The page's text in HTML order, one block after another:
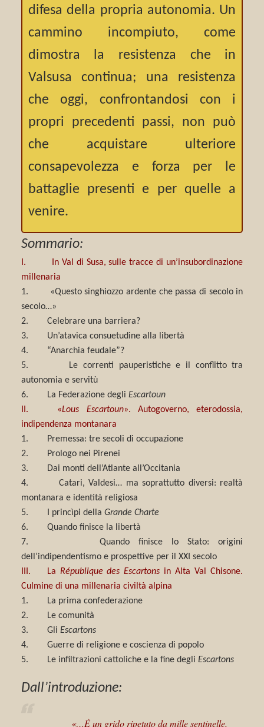
difesa della propria autonomia. Un
cammino incompiuto, come
dimostra la resistenza che in
Valsusa continua; una resistenza
che oggi, confrontandosi con i
propri precedenti passi, non può
che acquistare ulteriore
consapevolezza e forza per le
battaglie presenti e per quelle a
venire.
Sommario:
I. In Val di Susa, sulle tracce di un’insubordinazione
millenaria
1. «Questo singhiozzo ardente che passa di secolo in
secolo…»
2. Celebrare una barriera?
3. Un’atavica consuetudine alla libertà
4. “Anarchia feudale”?
5. Le correnti pauperistiche e il conflitto tra
autonomia e servitù
6. La Federazione degli Escartoun
II. «Lous Escartoun». Autogoverno, eterodossia,
indipendenza montanara
1. Premessa: tre secoli di occupazione
2. Prologo nei Pirenei
3. Dai monti dell’Atlante all’Occitania
4. Catari, Valdesi… ma soprattutto diversi: realtà
montanara e identità religiosa
5. I princìpi della Grande Charte
6. Quando finisce la libertà
7. Quando finisce lo Stato: origini
dell’indipendentismo e prospettive per il XXI secolo
III. La République des Escartons in Alta Val Chisone.
Culmine di una millenaria civiltà alpina
1. La prima confederazione
2. Le comunità
3. Gli Escartons
4. Guerre di religione e coscienza di popolo
5. Le infiltrazioni cattoliche e la fine degli Escartons
Dall’introduzione:
«…È un grido ripetuto da mille sentinelle,